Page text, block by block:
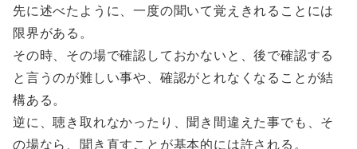
先に述べたように、一度の聞いて覚えきれることには
限界がある。
その時、その場で確認しておかないと、後で確認する
と言うのが難しい事や、確認がとれなくなることが結
構ある。
逆に、聴き取れなかったり、聞き間違えた事でも、そ
の場なら、聞き直すことが基本的には許される。